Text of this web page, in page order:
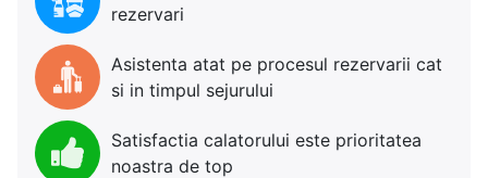
rezervari
Asistenta atat pe procesul rezervarii cat
si in timpul sejurului
Satisfactia calatorului este prioritatea
noastra de top